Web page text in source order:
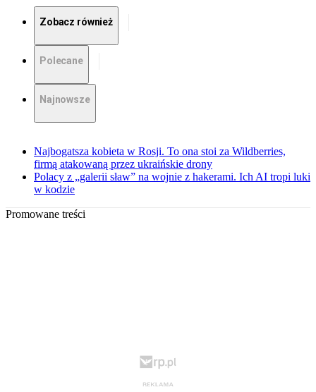
Zobacz również
Polecane
Najnowsze
Najbogatsza kobieta w Rosji. To ona stoi za Wildberries,
firmą atakowaną przez ukraińskie drony
Polacy z „galerii sław” na wojnie z hakerami. Ich AI tropi luki
w kodzie
Promowane treści